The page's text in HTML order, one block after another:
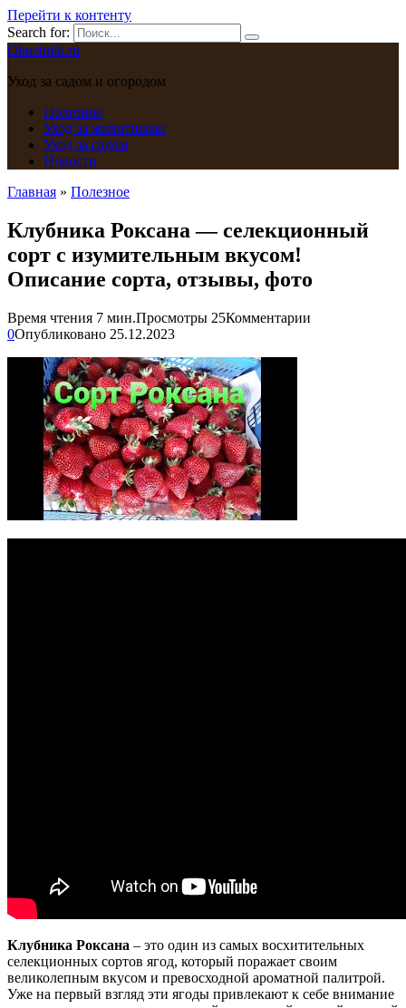
Перейти к контенту
Search for:
Okuchnik.ru
Уход за садом и огородом
Полезное
Уход за животными
Уход за садом
Новости
Главная » Полезное
Клубника Роксана — селекционный
сорт с изумительным вкусом!
Описание сорта, отзывы, фото
Время чтения 7 мин.Просмотры 25Комментарии
0Опубликовано 25.12.2023
Клубника Роксана – это один из самых восхитительных
селекционных сортов ягод, который поражает своим
великолепным вкусом и превосходной ароматной палитрой.
Уже на первый взгляд эти ягоды привлекают к себе внимание